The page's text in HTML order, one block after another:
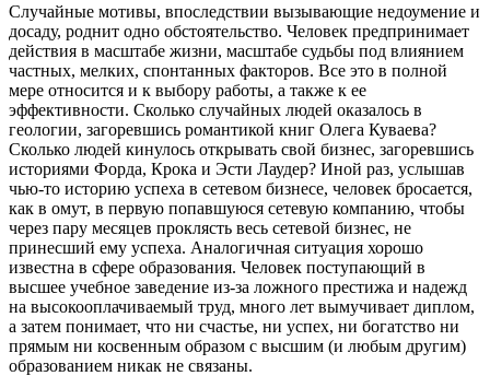
Случайные мотивы, впоследствии вызывающие недоумение и
досаду, роднит одно обстоятельство. Человек предпринимает
действия в масштабе жизни, масштабе судьбы под влиянием
частных, мелких, спонтанных факторов. Все это в полной
мере относится и к выбору работы, а также к ее
эффективности. Сколько случайных людей оказалось в
геологии, загоревшись романтикой книг Олега Куваева?
Сколько людей кинулось открывать свой бизнес, загоревшись
историями Форда, Крока и Эсти Лаудер? Иной раз, услышав
чью-то историю успеха в сетевом бизнесе, человек бросается,
как в омут, в первую попавшуюся сетевую компанию, чтобы
через пару месяцев проклясть весь сетевой бизнес, не
принесший ему успеха. Аналогичная ситуация хорошо
известна в сфере образования. Человек поступающий в
высшее учебное заведение из-за ложного престижа и надежд
на высокооплачиваемый труд, много лет вымучивает диплом,
а затем понимает, что ни счастье, ни успех, ни богатство ни
прямым ни косвенным образом с высшим (и любым другим)
образованием никак не связаны.